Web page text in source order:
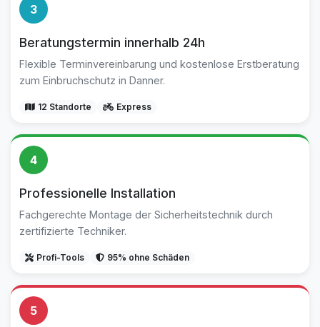
3
Beratungstermin innerhalb 24h
Flexible Terminvereinbarung und kostenlose Erstberatung
zum Einbruchschutz in Danner.
12 Standorte Express
4
Professionelle Installation
Fachgerechte Montage der Sicherheitstechnik durch
zertifizierte Techniker.
Profi-Tools 95% ohne Schäden
5